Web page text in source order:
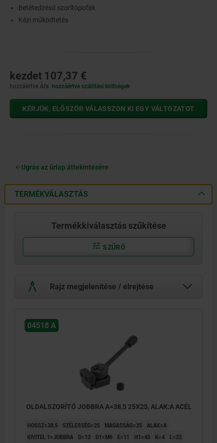
Betétedzésű szorítópofák
Kézi működtetés
kezdet 107,37 €
hozzáértve Áfa hozzáértve szállítási költségek
KÉRJÜK, ELŐSZÖR VÁLASSZON KI EGY VÁLTOZATOT
Ugrás az űrlap áttekintésére
TERMÉKVÁLASZTÁS
Termékkiválasztás szűkítése
SZŰRŐ
Rajz megjelenítése / elrejtése
04518 A
OLDALSZORÍTÓ JOBBRA A=38,5 25X25, ALAK:A ACÉL
HOSSZ=38,5 SZÉLESSÉG=25 MAGASSÁG=25 ALAK=A
KIVITEL 1=JOBBRA
D=12 D1=M6 E=11 H1=45 K=4
L=22